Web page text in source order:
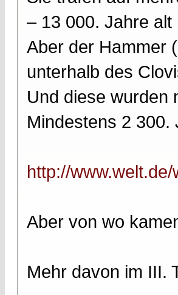
– 13 000. Jahre alt
Aber der Hammer
unterhalb des
Und diese wurden
Mindestens 2 300.
http://
Aber von wo
Mehr davon im III.